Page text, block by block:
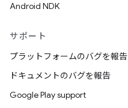
Android NDK
サポート
プラットフォームのバグを報告
ドキュメントのバグを報告
Google Play support